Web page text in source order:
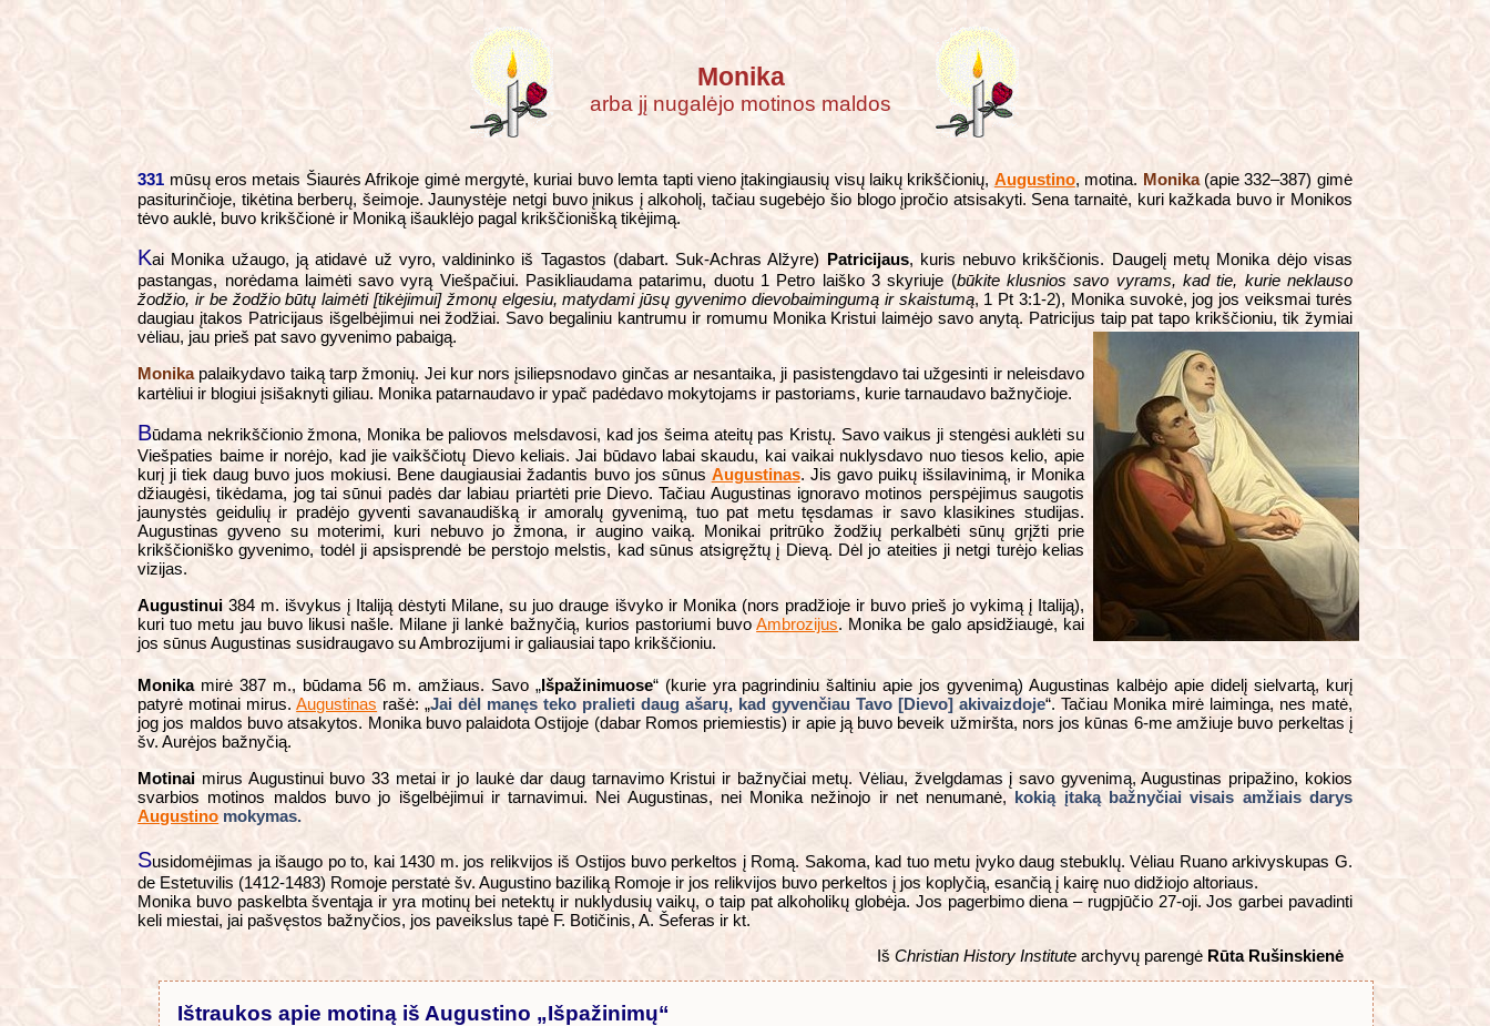
Monika
arba jį nugalėjo motinos maldos
331 mūsų eros metais Šiaurės Afrikoje gimė mergytė, kuriai buvo lemta tapti vieno įtakingiausių visų laikų krikščionių, Augustino, motina. Monika(apie 332–387) gimė
pasiturinčioje, tikėtina berberų, šeimoje. Jaunystėje netgi buvo įnikus į alkoholį, tačiau sugebėjo šio blogo įpročio atsisakyti. Sena tarnaitė, kuri kažkada buvo ir Monikos
tėvo auklė, buvo krikščionė ir Moniką išauklėjo pagal krikščionišką tikėjimą.
Kai Monika užaugo, ją atidavė už vyro, valdininko iš Tagastos (dabart. Suk-Achras Alžyre) Patricijaus, kuris nebuvo krikščionis. Daugelį metų Monika dėjo visas
pastangas, norėdama laimėti savo vyrą Viešpačiui. Pasikliaudama patarimu, duotu 1 Petro laiško 3 skyriuje (būkite klusnios savo vyrams, kad tie, kurie neklauso
žodžio, ir be žodžio būtų laimėti [tikėjimui] žmonų elgesiu, matydami jūsų gyvenimo dievobaimingumą ir skaistumą, 1 Pt 3:1-2), Monika suvokė, jog jos veiksmai turės
daugiau įtakos Patricijaus išgelbėjimui nei žodžiai. Savo begaliniu kantrumu ir romumu Monika Kristui laimėjo savo anytą. Patricijus taip pat tapo krikščioniu, tik žymiai
vėliau, jau prieš pat savo gyvenimo pabaigą.
Monikapalaikydavo taiką tarp žmonių. Jei kur nors įsiliepsnodavo ginčas ar nesantaika, ji pasistengdavo tai užgesinti ir neleisdavo
kartėliui ir blogiui įsišaknyti giliau. Monika patarnaudavo ir ypač padėdavo mokytojams ir pastoriams, kurie tarnaudavo bažnyčioje.
Būdama nekrikščionio žmona, Monika be paliovos melsdavosi, kad jos šeima ateitų pas Kristų. Savo vaikus ji stengėsi auklėti su
Viešpaties baime ir norėjo, kad jie vaikščiotų Dievo keliais. Jai būdavo labai skaudu, kai vaikai nuklysdavo nuo tiesos kelio, apie
kurį ji tiek daug buvo juos mokiusi. Bene daugiausiai žadantis buvo jos sūnus Augustinas. Jis gavo puikų išsilavinimą, ir Monika
džiaugėsi, tikėdama, jog tai sūnui padės dar labiau priartėti prie Dievo. Tačiau Augustinas ignoravo motinos perspėjimus saugotis
jaunystės geidulių ir pradėjo gyventi savanaudišką ir amoralų gyvenimą, tuo pat metu tęsdamas ir savo klasikines studijas.
Augustinas gyveno su moterimi, kuri nebuvo jo žmona, ir augino vaiką. Monikai pritrūko žodžių perkalbėti sūnų grįžti prie
krikščioniško gyvenimo, todėl ji apsisprendė be perstojo melstis, kad sūnus atsigręžtų į Dievą. Dėl jo ateities ji netgi turėjo kelias
vizijas.
Augustinui 384 m. išvykus į Italiją dėstyti Milane, su juo drauge išvyko ir Monika (nors pradžioje ir buvo prieš jo vykimą į Italiją),
kuri tuo metu jau buvo likusi našle. Milane ji lankė bažnyčią, kurios pastoriumi buvoAmbrozijus. Monika be galo apsidžiaugė, kai
jos sūnus Augustinas susidraugavo su Ambrozijumi ir galiausiai tapo krikščioniu.
Monikamirė 387 m., būdama 56 m. amžiaus. Savo „Išpažinimuose“ (kurie yra pagrindiniu šaltiniu apie jos gyvenimą) Augustinas kalbėjo apie didelį sielvartą, kurį
patyrė motinai mirus.Augustinas rašė: „Jai dėl manęs teko pralieti daug ašarų, kad gyvenčiau Tavo [Dievo] akivaizdoje“. Tačiau Monika mirė laiminga, nes matė,
jog jos maldos buvo atsakytos. Monika buvo palaidota Ostijoje (dabar Romos priemiestis) ir apie ją buvo beveik užmiršta, nors jos kūnas 6-me amžiuje buvo perkeltas į
šv. Aurėjos bažnyčią.
Motinai mirus Augustinui buvo 33 metai ir jo laukė dar daug tarnavimo Kristui ir bažnyčiai metų. Vėliau, žvelgdamas į savo gyvenimą, Augustinas pripažino, kokios
svarbios motinos maldos buvo jo išgelbėjimui ir tarnavimui. Nei Augustinas, nei Monika nežinojo ir net nenumanė, kokią įtaką bažnyčiai visais amžiais darys
Augustino mokymas.
Susidomėjimas ja išaugo po to, kai 1430 m. jos relikvijos iš Ostijos buvo perkeltos į Romą. Sakoma, kad tuo metu įvyko daug stebuklų. Vėliau Ruano arkivyskupas G.
de Estetuvilis (1412-1483) Romoje perstatė šv. Augustino baziliką Romoje ir jos relikvijos buvo perkeltos į jos koplyčią, esančią į kairę nuo didžiojo altoriaus.
Monika buvo paskelbta šventąja ir yra motinų bei netektų ir nuklydusių vaikų, o taip pat alkoholikų globėja. Jos pagerbimo diena – rugpjūčio 27-oji. Jos garbei pavadinti
keli miestai, jai pašvęstos bažnyčios, jos paveikslus tapė F. Botičinis, A. Šeferas ir kt.
Iš Christian History Institutearchyvų parengė Rūta Rušinskienė
Ištraukos apie motiną iš Augustino „Išpažinimų“